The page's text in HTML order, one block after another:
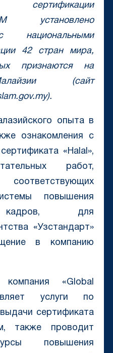
установлено
национальными
42 стран мира,
признаются на
(сайт
.gov.my).
опыта в
ознакомления с
«Halal»,
работ,
повышения
кадров, для
«Узстандарт»
в компанию
«Global
услуги по
сертификата
также проводит
повышения